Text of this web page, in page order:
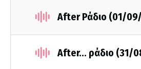
After Ράδιο (01/
After... ράδιο (31/